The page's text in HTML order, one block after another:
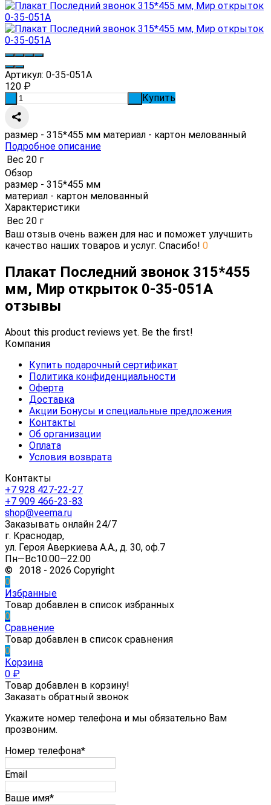
Артикул: 0-35-051А
120 ₽
Купить
размер - 315*455 мм материал - картон мелованный
Подробное описание
Вес 20 г
Обзор
размер - 315*455 мм
материал - картон мелованный
Характеристики
Вес 20 г
Ваш отзыв очень важен для нас и поможет улучшить
качество наших товаров и услуг. Спасибо! 0
Плакат Последний звонок 315*455
мм, Мир открыток 0-35-051А
отзывы
About this product reviews yet. Be the first!
Компания
Купить подарочный сертификат
Политика конфиденциальности
Оферта
Доставка
Акции Бонусы и специальные предложения
Контакты
Об организации
Оплата
Условия возврата
Контакты
+7 928 427-22-27
+7 909 466-23-83
shop@veema.ru
Заказывать онлайн 24/7
г. Краснодар,
ул. Героя Аверкиева А.А., д. 30, оф.7
Пн—Вс10:00—22:00
© 2018 - 2026 Copyright
0
Избранные
Товар добавлен в список избранных
0
Сравнение
Товар добавлен в список сравнения
0
Корзина
0 ₽
Товар добавлен в корзину!
Заказать обратный звонок
Укажите номер телефона и мы обязательно Вам
прозвоним.
Номер телефона*
Email
Ваше имя*